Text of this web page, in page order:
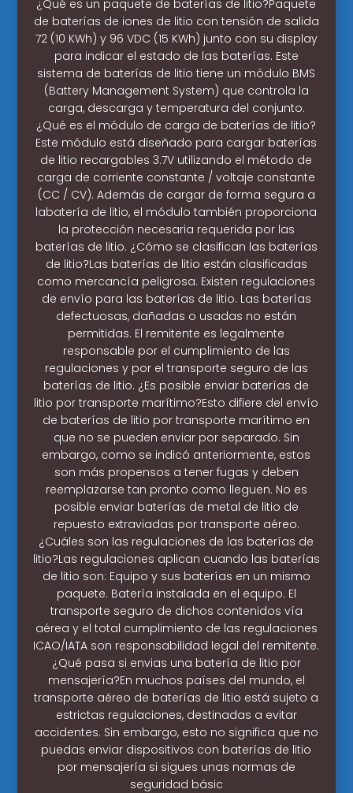
¿Qué es un paquete de baterías de litio?Paquete
de baterías de iones de litio con tensión de salida
72 (10 KWh) y 96 VDC (15 KWh) junto con su display
para indicar el estado de las baterías. Este
sistema de baterías de litio tiene un módulo BMS
(Battery Management System) que controla la
carga, descarga y temperatura del conjunto.
¿Qué es el módulo de carga de baterías de litio?
Este módulo está diseñado para cargar baterías
de litio recargables 3.7V utilizando el método de
carga de corriente constante / voltaje constante
(CC / CV). Además de cargar de forma segura a
labatería de litio, el módulo también proporciona
la protección necesaria requerida por las
baterías de litio. ¿Cómo se clasifican las baterías
de litio?Las baterías de litio están clasificadas
como mercancía peligrosa. Existen regulaciones
de envío para las baterías de litio. Las baterías
defectuosas, dañadas o usadas no están
permitidas. El remitente es legalmente
responsable por el cumplimiento de las
regulaciones y por el transporte seguro de las
baterías de litio. ¿Es posible enviar baterías de
litio por transporte marítimo?Esto difiere del envío
de baterías de litio por transporte marítimo en
que no se pueden enviar por separado. Sin
embargo, como se indicó anteriormente, estos
son más propensos a tener fugas y deben
reemplazarse tan pronto como lleguen. No es
posible enviar baterías de metal de litio de
repuesto extraviadas por transporte aéreo.
¿Cuáles son las regulaciones de las baterías de
litio?Las regulaciones aplican cuando las baterías
de litio son: Equipo y sus baterías en un mismo
paquete. Batería instalada en el equipo. El
transporte seguro de dichos contenidos vía
aérea y el total cumplimiento de las regulaciones
ICAO/IATA son responsabilidad legal del remitente.
¿Qué pasa si envias una batería de litio por
mensajería?En muchos países del mundo, el
transporte aéreo de baterías de litio está sujeto a
estrictas regulaciones, destinadas a evitar
accidentes. Sin embargo, esto no significa que no
puedas enviar dispositivos con baterías de litio
por mensajería si sigues unas normas de
seguridad básic